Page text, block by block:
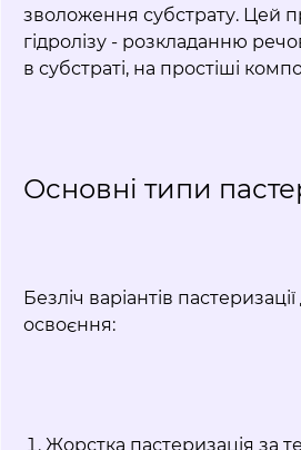
зволоження субстрату. Цей
гідролізу - розкладанню
в субстраті, на простіші
Основні типи
Безліч варіантів
освоєння:
Жорстка пастеризація за